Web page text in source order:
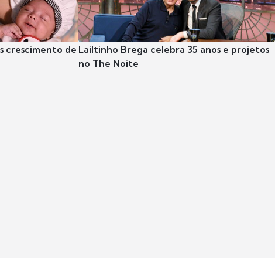
crescimento de Lailtinho Brega celebra 35 anos e projetos
no The Noite